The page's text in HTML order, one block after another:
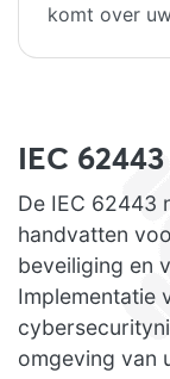
komt over
IEC
De IEC 62443
handvatten
beveiliging en
Implementatie
omgeving van